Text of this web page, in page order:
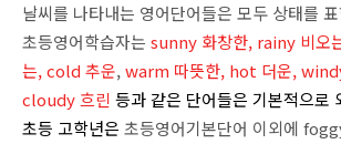
날씨를 나타내는 영어단어들은 모두 상태를
초등영어학습자는 sunny 화창한, rainy 비오
는, cold 추운,warm 따뜻한, hot 더운,
cloudy 흐린 등과 같은 단어들은 기본적으로
초등 고학년은 초등영어기본단어 이외에